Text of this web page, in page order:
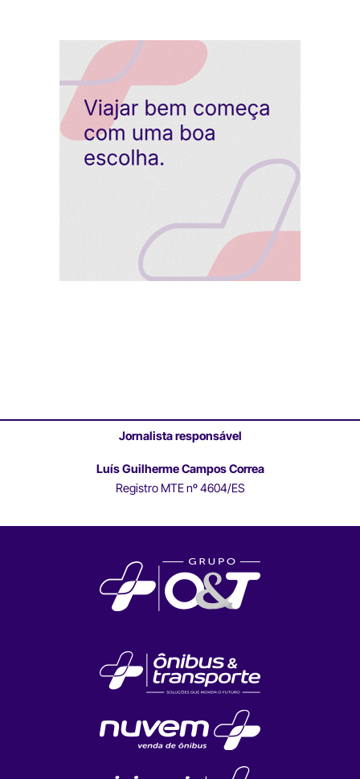
Jornalista responsável
Luís Guilherme Campos Correa
Registro MTE nº 4604/ES